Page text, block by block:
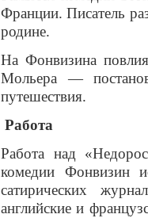
Франции. Писатель
родине.
На Фонвизина
Мольера —
путешествия.
Работа
Работа над
комедии Фонвизин
сатирических
английские и